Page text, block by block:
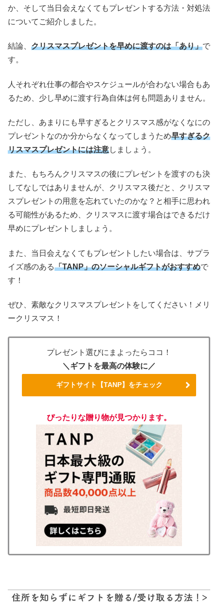
か、そして当日会えなくてもプレゼントする方法・対処法
についてご紹介しました。
結論、 クリスマスプレゼントを早めに渡すのは「あり」で
す。
人それぞれ仕事の都合やスケジュールが合わない場合もあ
るため、少し早めに渡す行為自体は何も問題ありません。
ただし、あまりにも早すぎるとクリスマス感がなくなにの
プレゼントなのか分からなくなってしまうため早すぎるク
リスマスプレゼントには注意しましょう。
また、もちろんクリスマスの後にプレゼントを渡すのも決
してなしではありませんが、クリスマス後だと、クリスマ
スプレゼントの用意を忘れていたのかな？と相手に思われ
る可能性があるため、クリスマスに渡す場合はできるだけ
早めにプレゼントしましょう。
また、当日会えなくてもプレゼントしたい場合は、サプラ
イズ感のある「TANP」のソーシャルギフトがおすすめで
す！
ぜひ、素敵なクリスマスプレゼントをしてください！メリ
ークリスマス！
プレゼント選びにまよったらココ！
＼ギフトを最高の体験に／
ギフトサイト【TANP】をチェック
ぴったりな贈り物が見つかります。